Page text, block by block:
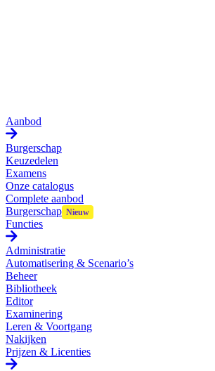
Aanbod
Burgerschap
Keuzedelen
Examens
Onze catalogus
Complete aanbod
Burgerschap
Functies
Administratie
Automatisering & Scenario’s
Beheer
Bibliotheek
Editor
Examinering
Leren & Voortgang
Nakijken
Prijzen & Licenties